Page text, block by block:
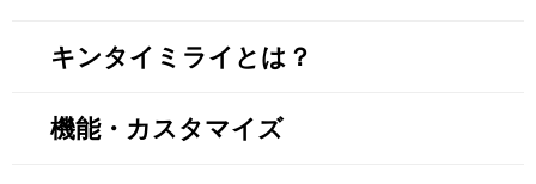
キンタイミライとは？
機能・カスタマイズ